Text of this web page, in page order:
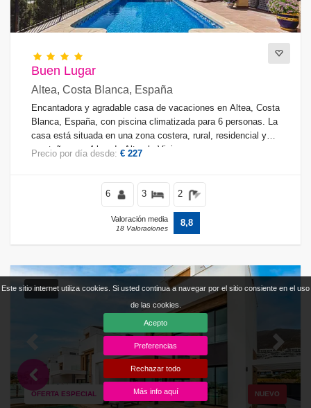
Este sitio internet utiliza cookies. Si usted continua a navegar por el sitio consiente en el uso
de las cookies.
Acepto
Preferencias
Rechazar todo
Más info aquí
Buen Lugar
Altea, Costa Blanca, España
Encantadora y agradable casa de vacaciones en Altea, Costa
Blanca, España, con piscina climatizada para 6 personas. La
casa está situada en una zona costera, rural, residencial y
montañosa, a 4 km de Altea la Vieja.
Precio por día desde: € 227
6 3 2
Valoración media
18 Valoraciones
8,8
VILLA
NUEVO
OFERTA ESPECIAL
Next